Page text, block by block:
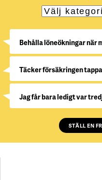
Behålla löneökningar när
Täcker försäkringen
Jag får bara ledigt var
STÄLL EN